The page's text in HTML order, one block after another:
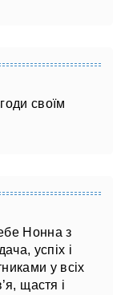
своїм
Нонна з
успіх і
у всіх
щастя і